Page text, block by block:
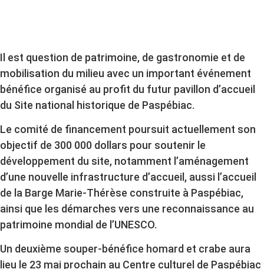
Il est question de patrimoine, de gastronomie et de
mobilisation du milieu avec un important événement
bénéfice organisé au profit du futur pavillon d’accueil
du Site national historique de Paspébiac.
Le comité de financement poursuit actuellement son
objectif de 300 000 dollars pour soutenir le
développement du site, notamment l’aménagement
d’une nouvelle infrastructure d’accueil, aussi l’accueil
de la Barge Marie-Thérèse construite à Paspébiac,
ainsi que les démarches vers une reconnaissance au
patrimoine mondial de l’UNESCO.
Un deuxième souper-bénéfice homard et crabe aura
lieu le 23 mai prochain au Centre culturel de Paspébiac